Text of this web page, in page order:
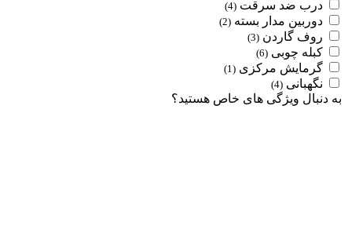
درب ضد سرقت (4)
دوربین مدار بسته (2)
روف گاردن (3)
کبله چوبی (6)
گرمایش مرکزی (1)
نگهبانی (4)
به دنبال ویژگی های خاص هستید؟